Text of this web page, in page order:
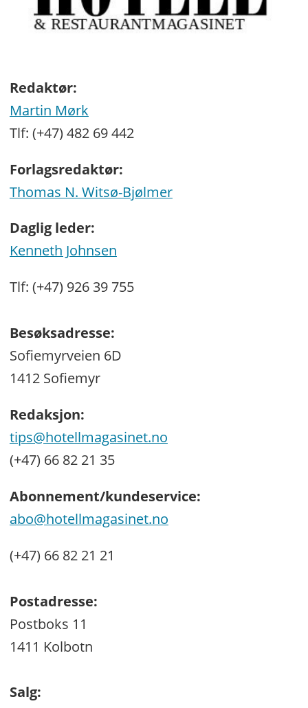
Redaktør:
Martin Mørk
Tlf: (+47) 482 69 442
Forlagsredaktør:
Thomas N. Witsø-Bjølmer
Daglig leder:
Kenneth Johnsen
Tlf: (+47) 926 39 755
Besøksadresse:
Sofiemyrveien 6D
1412 Sofiemyr
Redaksjon:
tips@hotellmagasinet.no
(+47) 66 82 21 35
Abonnement/kundeservice:
abo@hotellmagasinet.no
(+47) 66 82 21 21
Postadresse:
Postboks 11
1411 Kolbotn
Salg: